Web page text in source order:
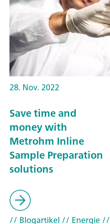
28. Nov. 2022
Save time and
money with
Metrohm Inline
Sample Preparation
solutions
// Blogartikel // Energie//